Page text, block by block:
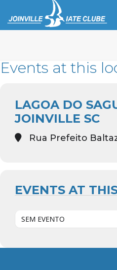
Events at this
LAGOA DO
JOINVILLE SC
Rua Prefeito
EVENTS AT
SEM EVENTO